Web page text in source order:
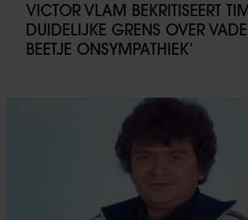
VICTOR VLAM BEKRITISEERT
DUIDELIJKE GRENS OVER
BEETJE ONSYMPATHIEK’